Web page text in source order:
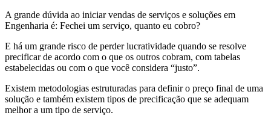
A grande dúvida ao iniciar vendas de serviços e soluções em
Engenharia é: Fechei um serviço, quanto eu cobro?
E há um grande risco de perder lucratividade quando se resolve
precificar de acordo com o que os outros cobram, com tabelas
estabelecidas ou com o que você considera “justo”.
Existem metodologias estruturadas para definir o preço final de uma
solução e também existem tipos de precificação que se adequam
melhor a um tipo de serviço.